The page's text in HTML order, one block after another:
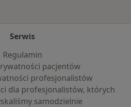
Serwis
Regulamin
pacjentów
profesjonalistów
dla profesjonalistów, których
samodzielnie